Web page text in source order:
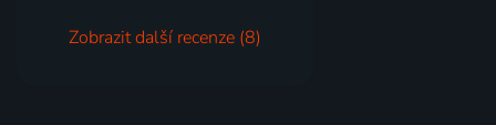
Zobrazit další recenze (8)